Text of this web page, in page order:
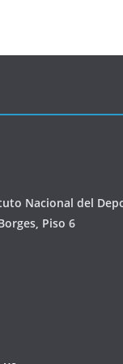
Nacional del
Piso 6